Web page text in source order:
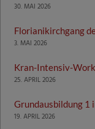
30. MAI 2026
Florianikirchgang
3. MAI 2026
Kran-Intensiv-
25. APRIL 2026
Grundausbildung 1
19. APRIL 2026